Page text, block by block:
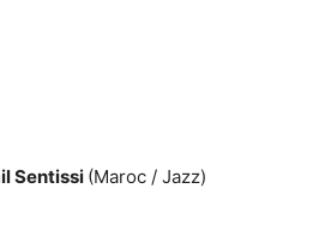
Sentissi (Maroc / Jazz)